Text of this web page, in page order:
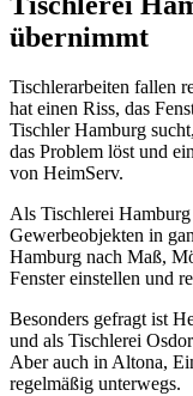
übernimmt
Tischlerarbeiten fallen
hat einen Riss, das
Tischler Hamburg
das Problem löst und
von HeimServ.
Als Tischlerei
Gewerbeobjekten in
Hamburg nach Maß,
Fenster einstellen und
Besonders gefragt ist
und als Tischlerei
Aber auch in Altona,
regelmäßig unterwegs.